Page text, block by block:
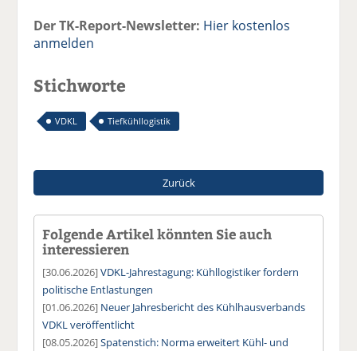
Der TK-Report-Newsletter: Hier kostenlos
anmelden
Stichworte
VDKL Tiefkühllogistik
Zurück
Folgende Artikel könnten Sie auch
interessieren
[30.06.2026]VDKL-Jahrestagung: Kühllogistiker fordern
politische Entlastungen
[01.06.2026] Neuer Jahresbericht des Kühlhausverbands
VDKL veröffentlicht
[08.05.2026]Spatenstich: Norma erweitert Kühl- und